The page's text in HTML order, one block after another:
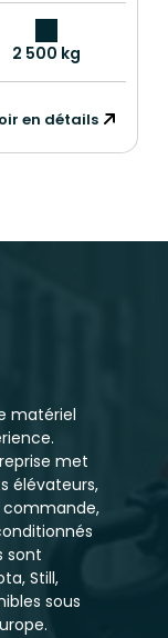
2 500 kg
en détails
matériel
met
élévateurs,
commande,
sont
Still,
sous